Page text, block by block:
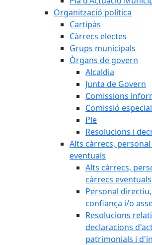
Organització política
Cartipàs
Càrrecs electes
Grups municipals
Òrgans de govern
Alcaldia
Junta de Govern
Comissions
Comissió
Ple
Resolucions i
Alts càrrecs,
eventuals
Alts càrrecs,
càrrecs eventuals
Personal
confiança i/o
Resolucions
declaracions
patrimonials i